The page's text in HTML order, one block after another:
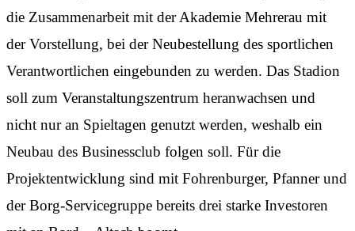
die Zusammenarbeit mit der Akademie Mehrerau mit
der Vorstellung, bei der Neubestellung des sportlichen
Verantwortlichen eingebunden zu werden. Das Stadion
soll zum Veranstaltungszentrum heranwachsen und
nicht nur an Spieltagen genutzt werden, weshalb ein
Neubau des Businessclub folgen soll. Für die
Projektentwicklung sind mit Fohrenburger, Pfanner und
der Borg-Servicegruppe bereits drei starke Investoren